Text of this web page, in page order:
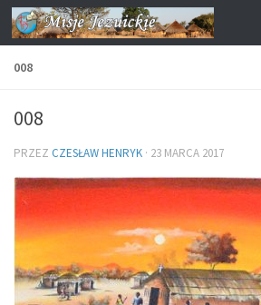
Przejdź do treści
008
008
PRZEZ CZESŁAW HENRYK · 23 MARCA 2017